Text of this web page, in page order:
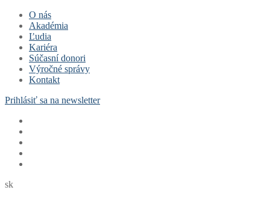
Preskočiť
obsah
Menu
ZavrieťO nás
Akadémia
Ľudia
Kariéra
Súčasní donori
Výročné správy
Kontakt
Prihlásiť sa na newsletter
sk